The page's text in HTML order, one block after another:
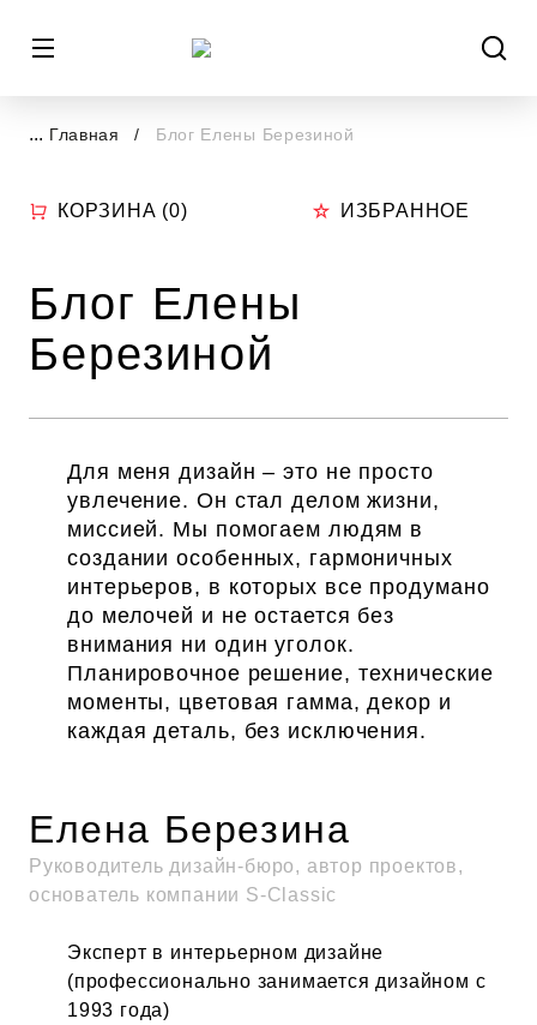
... Главная Блог Елены Березиной
КОРЗИНА (0) ИЗБРАННОЕ
Блог Елены
Березиной
Для меня дизайн – это не просто
увлечение. Он стал делом жизни,
миссией. Мы помогаем людям в
создании особенных, гармоничных
интерьеров, в которых все продумано
до мелочей и не остается без
внимания ни один уголок.
Планировочное решение, технические
моменты, цветовая гамма, декор и
каждая деталь, без исключения.
Елена Березина
Руководитель дизайн-бюро, автор проектов,
основатель компании S-Classic
Эксперт в интерьерном дизайне
(профессионально занимается дизайном с
1993 года)